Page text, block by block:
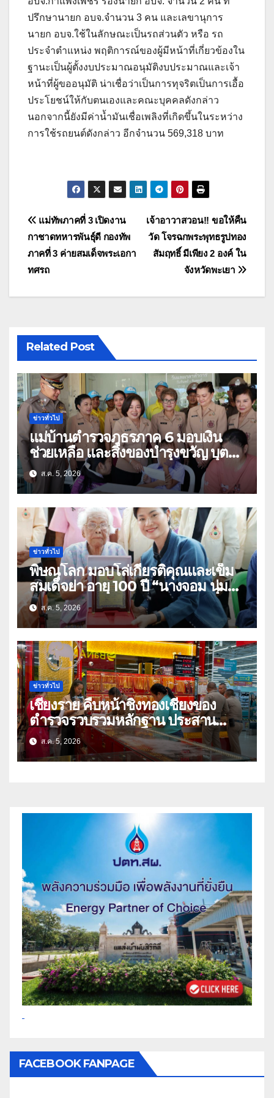
ปรึกษานายก อบจ.จำนวน 3 คน และเลขานุการ
นายก อบจ.ใช้ในลักษณะเป็นรถส่วนตัว หรือ รถ
ประจำตำแหน่ง พฤติการณ์ของผู้มีหน้าที่เกี่ยวข้องใน
ฐานะเป็นผู้ตั้งงบประมาณอนุมัติงบประมาณและเจ้า
หน้าที่ผู้ขออนุมัติ น่าเชื่อว่าเป็นการทุจริตเป็นการเอื้อ
ประโยชน์ให้กับตนเองและคณะบุคคลดังกล่าว
นอกจากนี้ยังมีค่าน้ำมันเชื่อเพลิงที่เกิดขึ้นในระหว่าง
การใช้รถยนต์ดังกล่าว อีกจำนวน 569,318 บาท
แนะแนว
เรื่อง
เจ้าอาวาสวอน!! ขอให้คืน
วัด โจรฉกพระพุทธรูปทอง
สัมฤทธิ์ มีเพียง 2 องค์ ใน
จังหวัดพะเยา
แม่ทัพภาคที่ 3 เปิดงาน
กาชาดทหารพันธุ์ดี กองทัพ
ภาคที่ 3 ค่ายสมเด็จพระเอกา
ทศรถ
Related Post
ข่าวทั่วไป
แม่บ้านตำรวจภูธรภาค 6 มอบเงิน
ช่วยเหลือ และสิ่งของบำรุงขวัญ บุตร-
ธิดา ข้าราชการตำรวจจังหวัด
อุทัยธานี
ส.ค. 5, 2026
ข่าวทั่วไป
พิษณุโลก มอบโล่เกียรติคุณและเข็ม
สมเด็จย่า อายุ 100 ปี “นางจอม นุ่ม
เนตร” ตำบลบ้านกร่าง อำเภอเมือง
ส.ค. 5, 2026
ข่าวทั่วไป
เชียงราย คืบหน้าชิงทองเชียงของ
ตำรวจรวบรวมหลักฐาน ประสาน
สปป.ลาว ติดตามจับกุม
ส.ค. 5, 2026
FACEBOOK FANPAGE